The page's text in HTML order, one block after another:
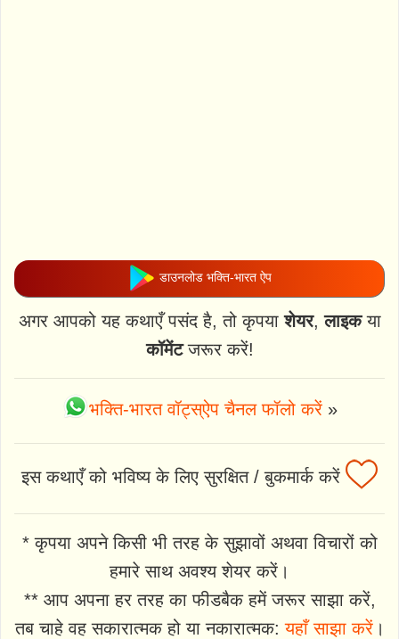
डाउनलोड भक्ति-भारत ऐप
अगर आपको यह कथाएँ पसंद है, तो कृपयाशेयर,लाइकया
कॉमेंटजरूर करें!
भक्ति-भारत वॉट्स्ऐप चैनल फॉलो करें»
इस कथाएँ को भविष्य के लिए सुरक्षित / बुकमार्क करें
* कृपया अपने किसी भी तरह के सुझावों अथवा विचारों को
हमारे साथ अवश्य शेयर करें।
** आप अपना हर तरह का फीडबैक हमें जरूर साझा करें,
तब चाहे वह सकारात्मक हो या नकारात्मक:यहाँ साझा करें।